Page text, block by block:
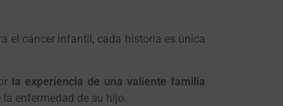
el cáncer infantil, cada historia es única
la experiencia de una valiente familia
enfermedad de su hijo.